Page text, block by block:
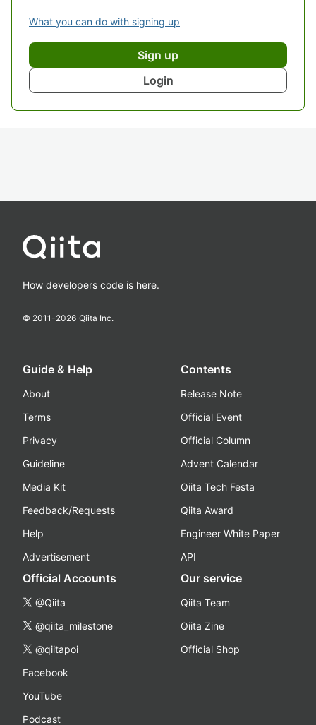
What you can do with signing up
Sign up
Login
How developers code is here.
© 2011-2026 Qiita Inc.
Guide & Help
About
Terms
Privacy
Guideline
Media Kit
Feedback/Requests
Help
Advertisement
Contents
Release Note
Official Event
Official Column
Advent Calendar
Qiita Tech Festa
Qiita Award
Engineer White Paper
API
Official Accounts
@Qiita
@qiita_milestone
@qiitapoi
Facebook
YouTube
Podcast
Our service
Qiita Team
Qiita Zine
Official Shop